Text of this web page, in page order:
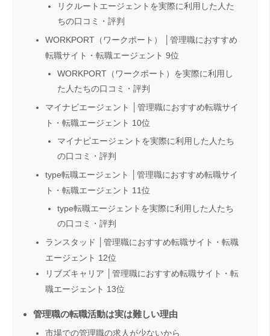
リクルートエージェントを実際に利用した人た
ちの口コミ・評判
WORKPORT（ワークポート） │管理職におすすめ
転職サイト・転職エージェント 9位
WORKPORT（ワークポート）を実際に利用し
た人たちの口コミ・評判
マイナビエージェント │管理職におすすめ転職サイ
ト・転職エージェント 10位
マイナビエージェントを実際に利用した人たち
の口コミ・評判
type転職エージェント │管理職におすすめ転職サイ
ト・転職エージェント 11位
type転職エージェントを実際に利用した人たち
の口コミ・評判
ランスタッド │管理職におすすめ転職サイト・転職
エージェント 12位
リブズキャリア │管理職におすすめ転職サイト・転
職エージェント 13位
管理職の転職活動は実は難しい理由
市場での管理職の求人が少ないから